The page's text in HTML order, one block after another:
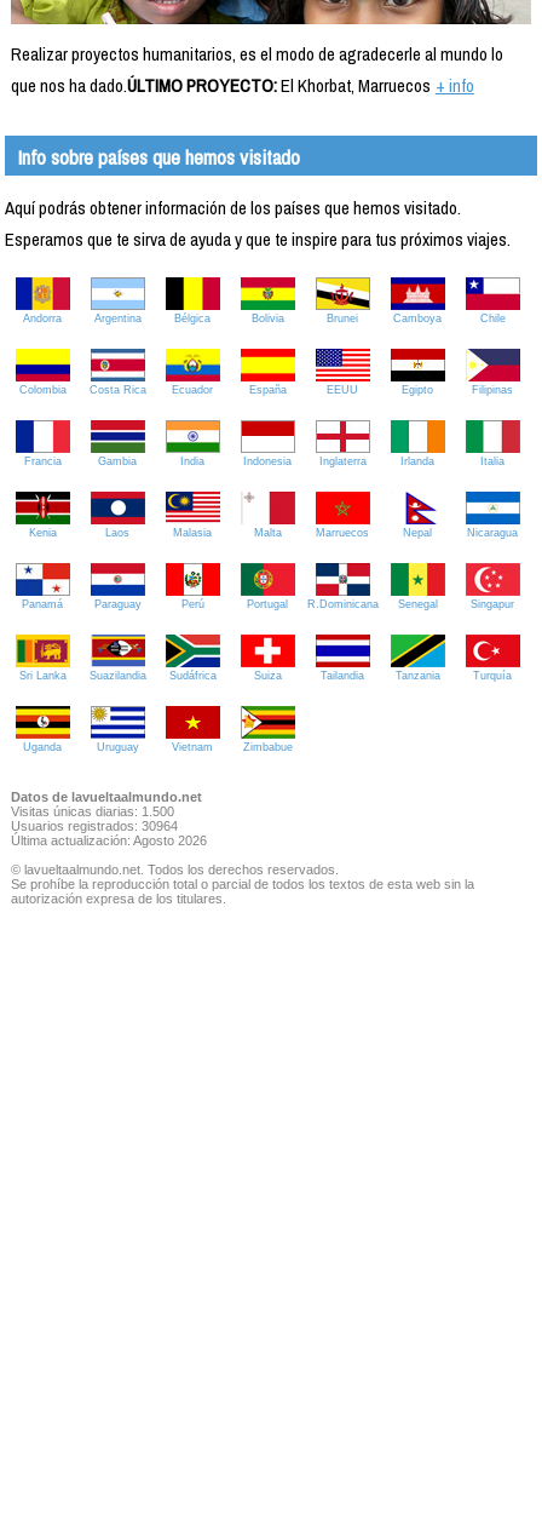
Realizar proyectos humanitarios, es el modo de agradecerle al mundo lo
que nos ha dado.ÚLTIMO PROYECTO:El Khorbat, Marruecos + info
Info sobre países que hemos visitado
Aquí podrás obtener información de los países que hemos visitado.
Esperamos que te sirva de ayuda y que te inspire para tus próximos viajes.
Andorra Argentina Bélgica Bolivia Brunei Camboya Chile
Colombia Costa Rica Ecuador España EEUU Egipto Filipinas
Francia Gambia India Indonesia Inglaterra Irlanda Italia
Kenia Laos Malasia Malta Marruecos Nepal Nicaragua
Panamá Paraguay Perú Portugal R.Dominicana Senegal Singapur
Sri Lanka Suazilandia Sudáfrica Suiza Tailandia Tanzania Turquía
Uganda Uruguay Vietnam Zimbabue
Datos de lavueltaalmundo.net
Visitas únicas diarias: 1.500
Usuarios registrados: 30964
Última actualización: Agosto 2026
© lavueltaalmundo.net. Todos los derechos reservados.
Se prohíbe la reproducción total o parcial de todos los textos de esta web sin la
autorización expresa de los titulares.